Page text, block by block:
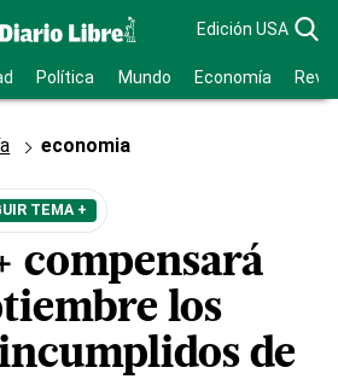
Edición USA
Política Mundo Economía
economia
TEMA +
compensará
los
de